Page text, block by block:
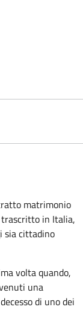
matrimonio
in Italia,
sia cittadino
volta quando,
una
di uno dei